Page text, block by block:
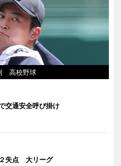
高校野球
交通安全呼び掛け
失点 大リーグ